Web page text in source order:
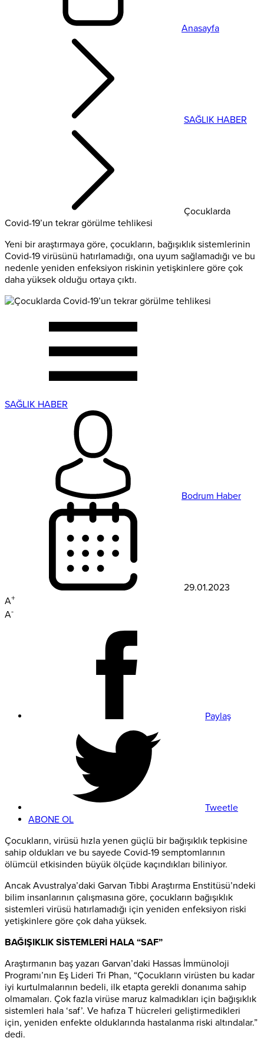
Anasayfa
SAĞLIK HABER
Çocuklarda
Covid-19’un tekrar görülme tehlikesi
Yeni bir araştırmaya göre, çocukların, bağışıklık sistemlerinin
Covid-19 virüsünü hatırlamadığı, ona uyum sağlamadığı ve bu
nedenle yeniden enfeksiyon riskinin yetişkinlere göre çok
daha yüksek olduğu ortaya çıktı.
SAĞLIK HABER
Bodrum Haber
29.01.2023
A+
A-
Paylaş
Tweetle
ABONE OL
Çocukların, virüsü hızla yenen güçlü bir bağışıklık tepkisine
sahip oldukları ve bu sayede Covid-19 semptomlarının
ölümcül etkisinden büyük ölçüde kaçındıkları biliniyor.
Ancak Avustralya’daki Garvan Tıbbi Araştırma Enstitüsü’ndeki
bilim insanlarının çalışmasına göre, çocukların bağışıklık
sistemleri virüsü hatırlamadığı için yeniden enfeksiyon riski
yetişkinlere göre çok daha yüksek.
BAĞIŞIKLIK SİSTEMLERİ HALA “SAF”
Araştırmanın baş yazarı Garvan’daki Hassas İmmünoloji
Programı’nın Eş Lideri Tri Phan, “Çocukların virüsten bu kadar
iyi kurtulmalarının bedeli, ilk etapta gerekli donanıma sahip
olmamaları. Çok fazla virüse maruz kalmadıkları için bağışıklık
sistemleri hala ‘saf’. Ve hafıza T hücreleri geliştirmedikleri
için, yeniden enfekte olduklarında hastalanma riski altındalar.”
dedi.